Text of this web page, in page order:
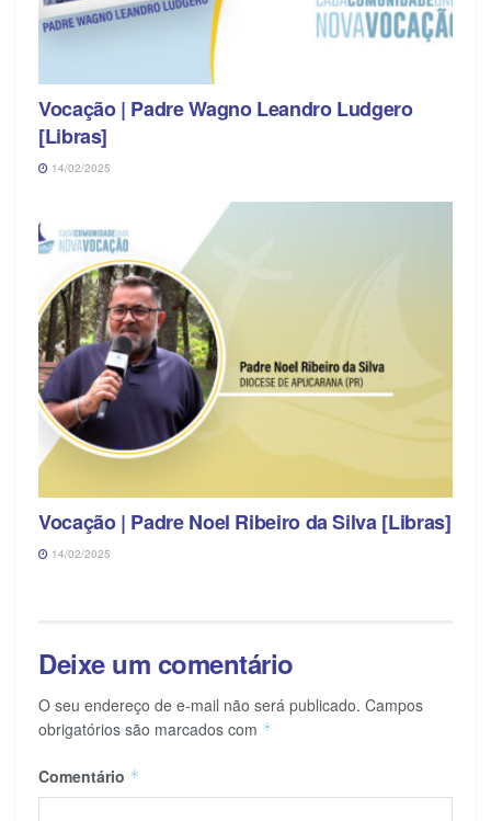
Vocação | Padre Wagno Leandro Ludgero
[Libras]
14/02/2025
Vocação | Padre Noel Ribeiro da Silva [Libras]
14/02/2025
Deixe um comentário
O seu endereço de e-mail não será publicado. Campos
obrigatórios são marcados com *
Comentário *